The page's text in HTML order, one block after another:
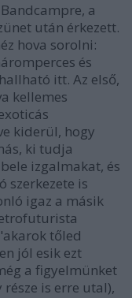
a
után érkezett.
hova sorolni:
és
itt. Az első,
kellemes
kiderül, hogy
ki tudja
izgalmakat, és
szerkezete is
igaz a másik
tőled
jól esik ezt
a figyelmünket
is erre utal),